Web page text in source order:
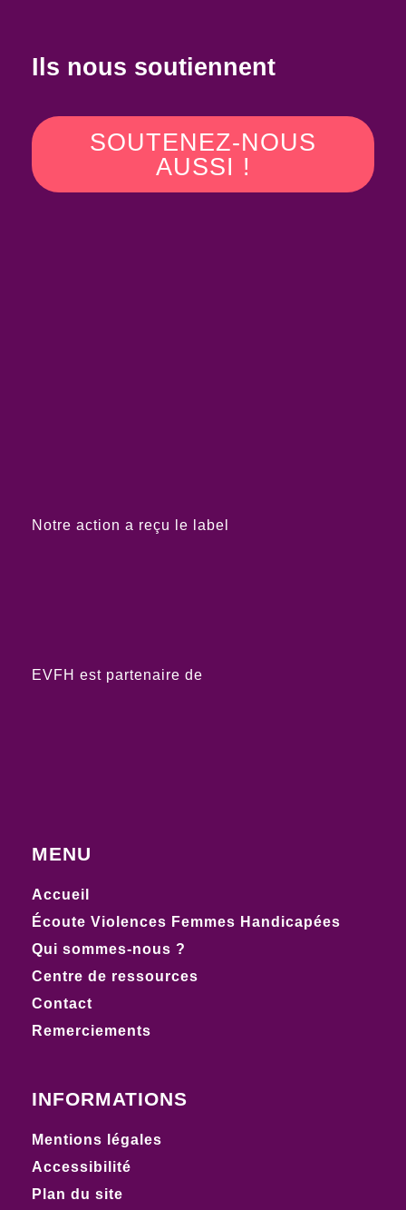
Ils nous soutiennent
SOUTENEZ-NOUS
AUSSI !
Notre action a reçu le label
EVFH est partenaire de
MENU
Accueil
Écoute Violences Femmes Handicapées
Qui sommes-nous ?
Centre de ressources
Contact
Remerciements
INFORMATIONS
Mentions légales
Accessibilité
Plan du site